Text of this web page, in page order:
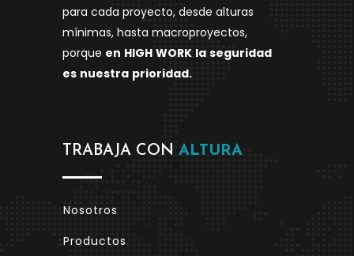
para cada proyecto, desde alturas
mínimas, hasta macroproyectos,
porque en HIGH WORK la seguridad
es nuestra prioridad.
TRABAJA CON ALTURA
Nosotros
Productos